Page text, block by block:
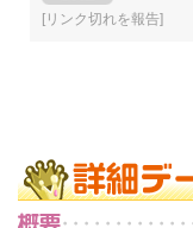
[リンク切れを報告]